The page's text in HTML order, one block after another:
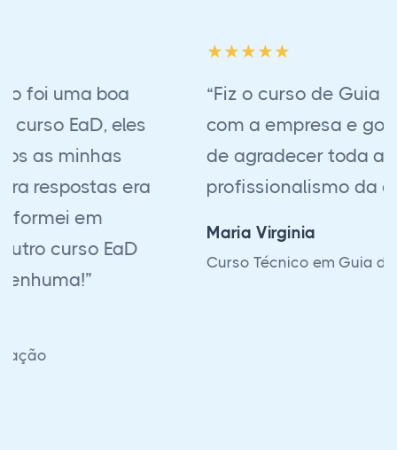
“Fiz o curso de Guia de turismo regional
com a empresa e gostei muito. Gostaria
de agradecer toda atenção e
profissionalismo da equipe.”
Curso Técnico em Guia de Turismo Regional